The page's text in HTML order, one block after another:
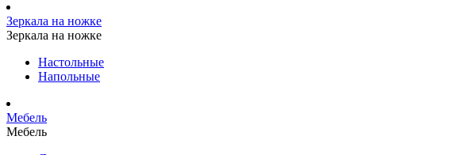
Зеркала на ножке
Зеркала на ножке
Настольные
Напольные
Мебель
Мебель